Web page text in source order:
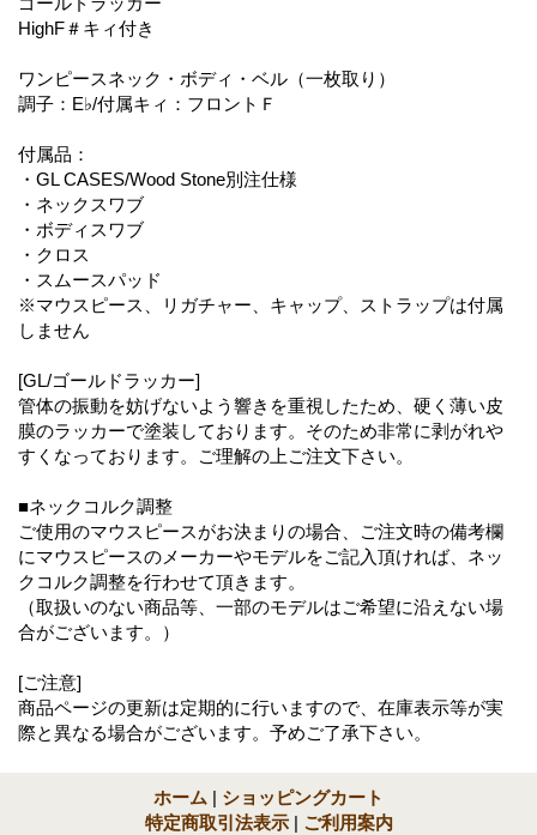
HighF＃キィ付き
ワンピースネック・ボディ・ベル（一枚取り）
調子：E♭/付属キィ：フロントＦ
付属品：
・GL CASES/Wood Stone別注仕様
・ネックスワブ
・ボディスワブ
・クロス
・スムースパッド
※マウスピース、リガチャー、キャップ、ストラップは付属
しません
[GL/ゴールドラッカー]
管体の振動を妨げないよう響きを重視したため、硬く薄い皮
膜のラッカーで塗装しております。そのため非常に剥がれや
すくなっております。ご理解の上ご注文下さい。
■ネックコルク調整
ご使用のマウスピースがお決まりの場合、ご注文時の備考欄
にマウスピースのメーカーやモデルをご記入頂ければ、ネッ
クコルク調整を行わせて頂きます。
（取扱いのない商品等、一部のモデルはご希望に沿えない場
合がございます。）
[ご注意]
商品ページの更新は定期的に行いますので、在庫表示等が実
際と異なる場合がございます。予めご了承下さい。
ホーム | ショッピングカート
特定商取引法表示 | ご利用案内